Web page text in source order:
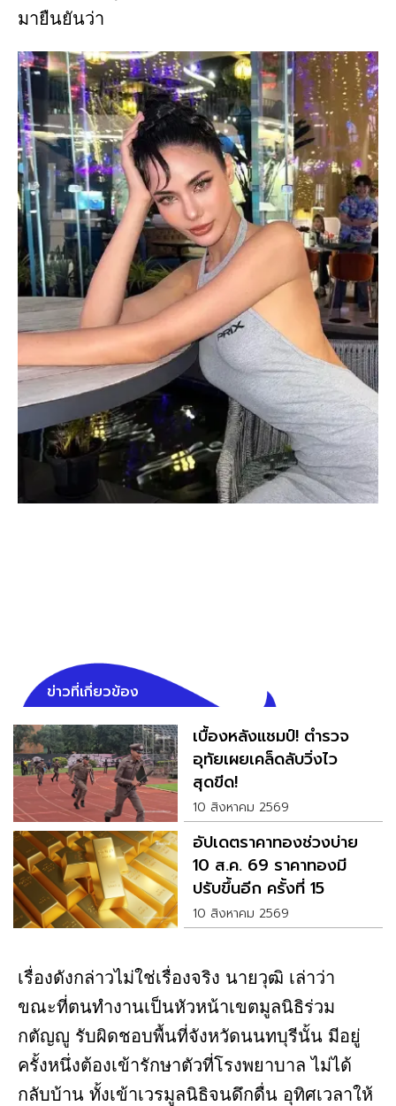
มายืนยันว่า
ข่าวที่เกี่ยวข้อง
เบื้องหลังแชมป์! ตำรวจ
อุทัยเผยเคล็ดลับวิ่งไว
สุดขีด!
10 สิงหาคม 2569
อัปเดตราคาทองช่วงบ่าย
10 ส.ค. 69 ราคาทองมี
ปรับขึ้นอีก ครั้งที่ 15
10 สิงหาคม 2569
เรื่องดังกล่าวไม่ใช่เรื่องจริง นายวุฒิ เล่าว่า
ขณะที่ตนทำงานเป็นหัวหน้าเขตมูลนิธิร่วม
กตัญญู รับผิดชอบพื้นที่จังหวัดนนทบุรีนั้น มีอยู่
ครั้งหนึ่งต้องเข้ารักษาตัวที่โรงพยาบาล ไม่ได้
กลับบ้าน ทั้งเข้าเวรมูลนิธิจนดึกดื่น อุทิศเวลาให้